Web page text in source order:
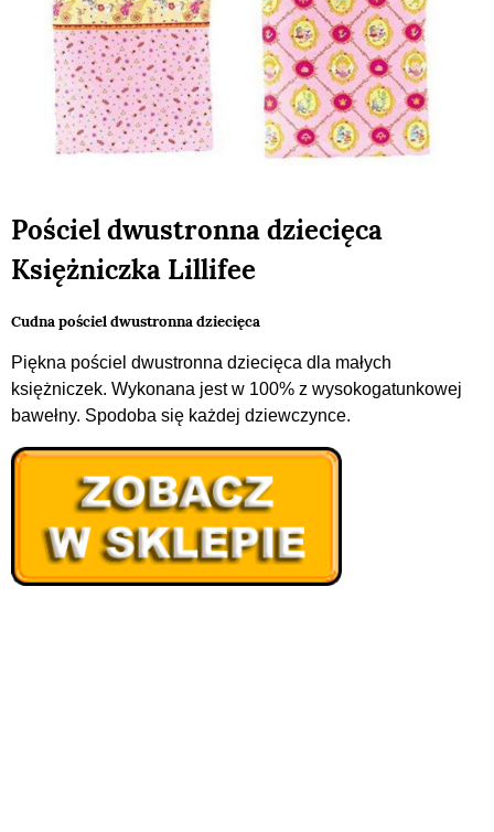
Pościel dwustronna dziecięca
Księżniczka Lillifee
Cudna pościel dwustronna dziecięca
Piękna pościel dwustronna dziecięca dla małych
księżniczek. Wykonana jest w 100% z wysokogatunkowej
bawełny. Spodoba się każdej dziewczynce.